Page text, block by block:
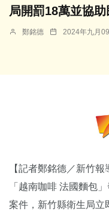
局開罰18萬並協
鄭銘德 2024年九月
【記者鄭銘德／新竹
「越南咖啡 法國麵包
案件，新竹縣衛生局立